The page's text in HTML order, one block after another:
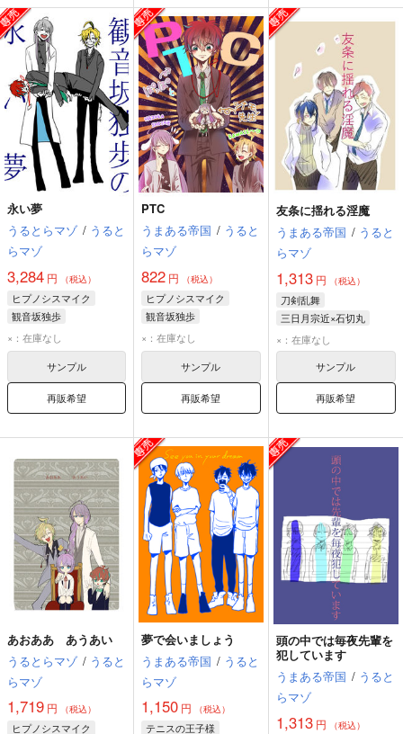
永い夢
うるとらマゾ / うると
らマゾ
3,284 円 （税込）
ヒプノシスマイク
観音坂独歩
伊弉冉一二三
神宮寺寂雷
×：在庫なし
サンプル
再販希望
PTC
うまある帝国 / うると
らマゾ
822 円 （税込）
ヒプノシスマイク
観音坂独歩
神宮寺寂雷
×：在庫なし
サンプル
再販希望
友条に揺れる淫魔
うまある帝国 / うると
らマゾ
1,313円 （税込）
刀剣乱舞
三日月宗近×石切丸
石切丸
岩融
三日月宗近
×：在庫なし
サンプル
再販希望
あおああ あうあい
うるとらマゾ / うると
らマゾ
1,719 円 （税込）
ヒプノシスマイク
夢で会いましょう
うまある帝国 / うると
らマゾ
1,150 円 （税込）
テニスの王子様
頭の中では毎夜先輩を
犯しています
うまある帝国 / うると
らマゾ
1,313円 （税込）